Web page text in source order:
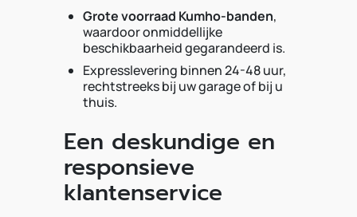
Grote voorraad Kumho-banden,
waardoor onmiddellijke
beschikbaarheid gegarandeerd is.
Expresslevering binnen 24-48 uur,
rechtstreeks bij uw garage of bij u
thuis.
Een deskundige en
responsieve
klantenservice